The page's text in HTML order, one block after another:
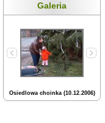
Galeria
Osiedlowa choinka (10.12.2006)